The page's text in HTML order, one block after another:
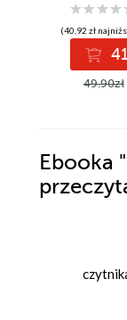
(40,92 zł
49.90zł
Ebooka